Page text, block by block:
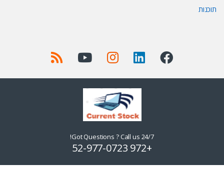
תוכנות
Got Questions ? Call us 24/7!
+972 52-977-0723